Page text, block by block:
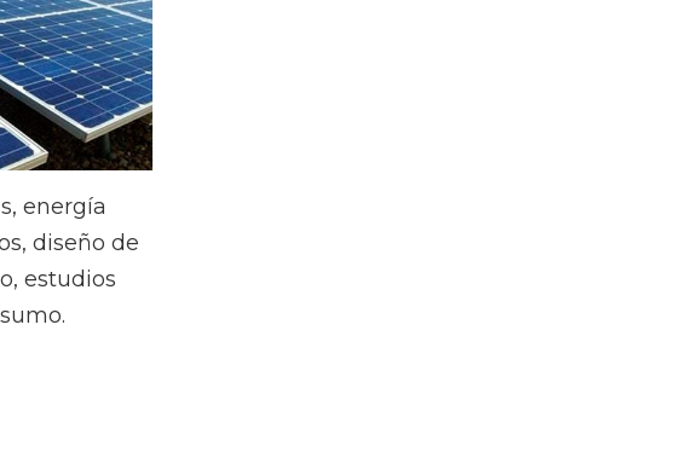
energía
diseño de
estudios